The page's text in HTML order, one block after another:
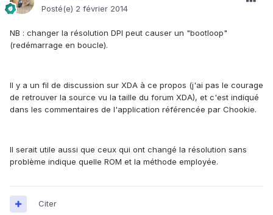
Posté(e) 2 février 2014
NB : changer la résolution DPI peut causer un "bootloop"
(redémarrage en boucle).
Il y a un fil de discussion sur XDA à ce propos (j'ai pas le courage
de retrouver la source vu la taille du forum XDA), et c'est indiqué
dans les commentaires de l'application référencée par Chookie.
Il serait utile aussi que ceux qui ont changé la résolution sans
problème indique quelle ROM et la méthode employée.
Citer